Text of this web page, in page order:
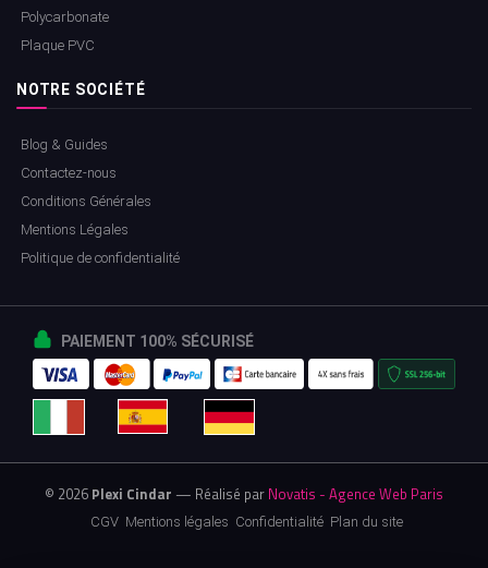
Polycarbonate
Plaque PVC
NOTRE SOCIÉTÉ
Blog & Guides
Contactez-nous
Conditions Générales
Mentions Légales
Politique de confidentialité
PAIEMENT 100% SÉCURISÉ
© 2026 Plexi Cindar — Réalisé par Novatis - Agence Web Paris
CGV Mentions légales Confidentialité Plan du site